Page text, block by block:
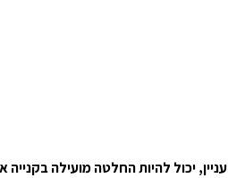
יכול להיות החלטה מועילה